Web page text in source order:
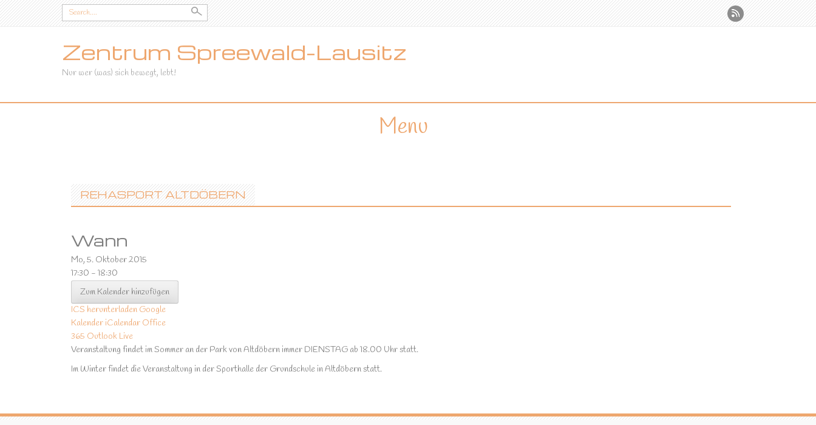
Search
for:
Zentrum Spreewald-Lausitz
Nur wer (was) sich bewegt, lebt!
Menu
REHASPORT ALTDÖBERN
Wann
Mo, 5. Oktober 2015
17:30 - 18:30
Zum Kalender hinzufügen
ICS herunterladen Google
Kalender iCalendar Office
365 Outlook Live
Veranstaltung findet im Sommer an der Park von Altdöbern immer DIENSTAG ab 18.00 Uhr statt.
Im Winter findet die Veranstaltung in der Sporthalle der Grundschule in Altdöbern statt.